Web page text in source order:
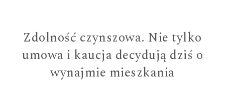
Zdolność czynszowa. Nie tylko
umowa i kaucja decydują dziś o
wynajmie mieszkania